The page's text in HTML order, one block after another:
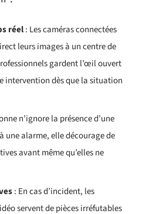
réel: Les caméras connectées
leurs images à un centre de
gardent l’œil ouvert
intervention dès que la situation
n’ignore la présence d’une
une alarme, elle décourage de
avant même qu’elles ne
: En cas d’incident, les
servent de pièces irréfutables